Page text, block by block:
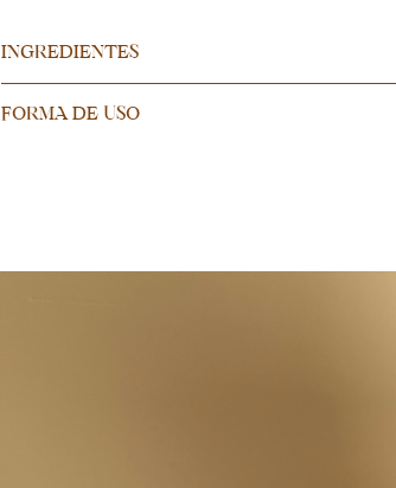
INGREDIENTES
FORMA DE USO
Utilizar con manos limpias y /o aplicador limpio.